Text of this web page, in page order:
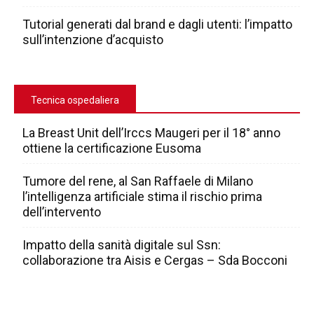
Tutorial generati dal brand e dagli utenti: l’impatto
sull’intenzione d’acquisto
Tecnica ospedaliera
La Breast Unit dell’Irccs Maugeri per il 18° anno
ottiene la certificazione Eusoma
Tumore del rene, al San Raffaele di Milano
l’intelligenza artificiale stima il rischio prima
dell’intervento
Impatto della sanità digitale sul Ssn:
collaborazione tra Aisis e Cergas – Sda Bocconi